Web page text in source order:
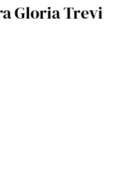
Gloria Trevi